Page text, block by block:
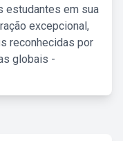
estudantes em sua
excepcional,
reconhecidas por
globais -